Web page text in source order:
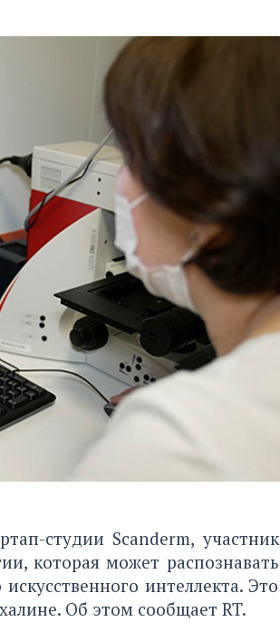
студии Scanderm, участник
которая может распознавать
интеллекта. Это
Об этом сообщает RT.